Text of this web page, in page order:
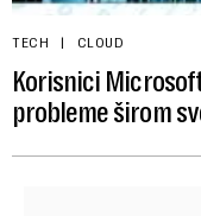
TECH CLOUD
Korisnici
probleme širom